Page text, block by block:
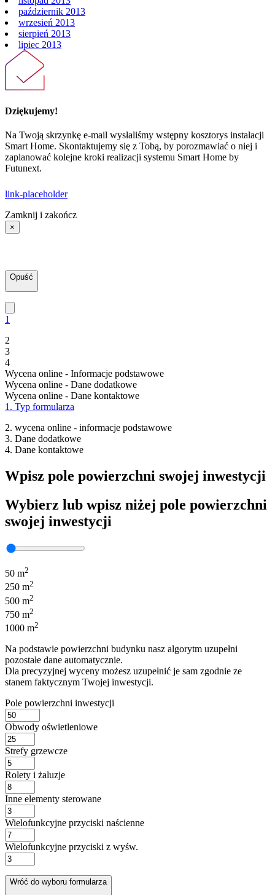
październik 2013
wrzesień 2013
sierpień 2013
lipiec 2013
Dziękujemy!
Na Twoją skrzynkę e-mail wysłaliśmy wstępny kosztorys instalacji
Smart Home. Skontaktujemy się z Tobą, by porozmawiać o niej i
zaplanować kolejne kroki realizacji systemu Smart Home by
Futunext.
link-placeholder
Zamknij i zakończ
×
Opuść
1
2
3
4
Wycena online - Informacje podstawowe
Wycena online - Dane dodatkowe
Wycena online - Dane kontaktowe
1. Typ formularza
2. wycena online - informacje podstawowe
3. Dane dodatkowe
4. Dane kontaktowe
Wpisz pole powierzchni swojej inwestycji
Wybierz lub wpisz niżej pole powierzchni
swojej inwestycji
50 m2
250 m2
500 m2
750 m2
1000 m2
Na podstawie powierzchni budynku nasz algorytm uzupełni
pozostałe dane automatycznie.
Dla precyzyjnej wyceny możesz uzupełnić je sam zgodnie ze
stanem faktycznym Twojej inwestycji.
Pole powierzchni inwestycji
Obwody oświetleniowe
Strefy grzewcze
Rolety i żaluzje
Inne elementy sterowane
Wielofunkcyjne przyciski naścienne
Wielofunkcyjne przyciski z wyśw.
Wróć do wyboru formularza